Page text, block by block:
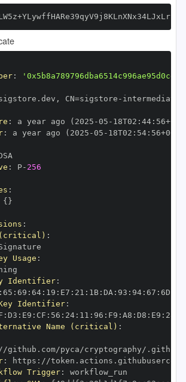
:
, CN=sigstore -
: a year ago (2025 -05 - 18T02 : 44: 56+00
: a year ago (2025 -05 - 18T02 : 54: 56+00
: P- 256
:
{ }
:
(critical) :
Usage :
Identifier:
: 65 : 69 : 64: 19 : E7 : 21 : 1B: DA : 93 : 94: 67 : 6D
Identifier:
: D3 : E9 : CF : 56 : 24: 11 : 96 : F9 : A8 : D8 : E9 : 28
Name (critical) :
//github.com/pyca/cryptography/
: https :
Trigger: